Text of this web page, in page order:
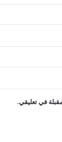
في تعليقي.